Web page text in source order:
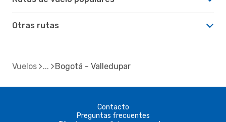
Otras rutas
Vuelos Bogotá - Valledupar
Contacto
Preguntas frecuentes